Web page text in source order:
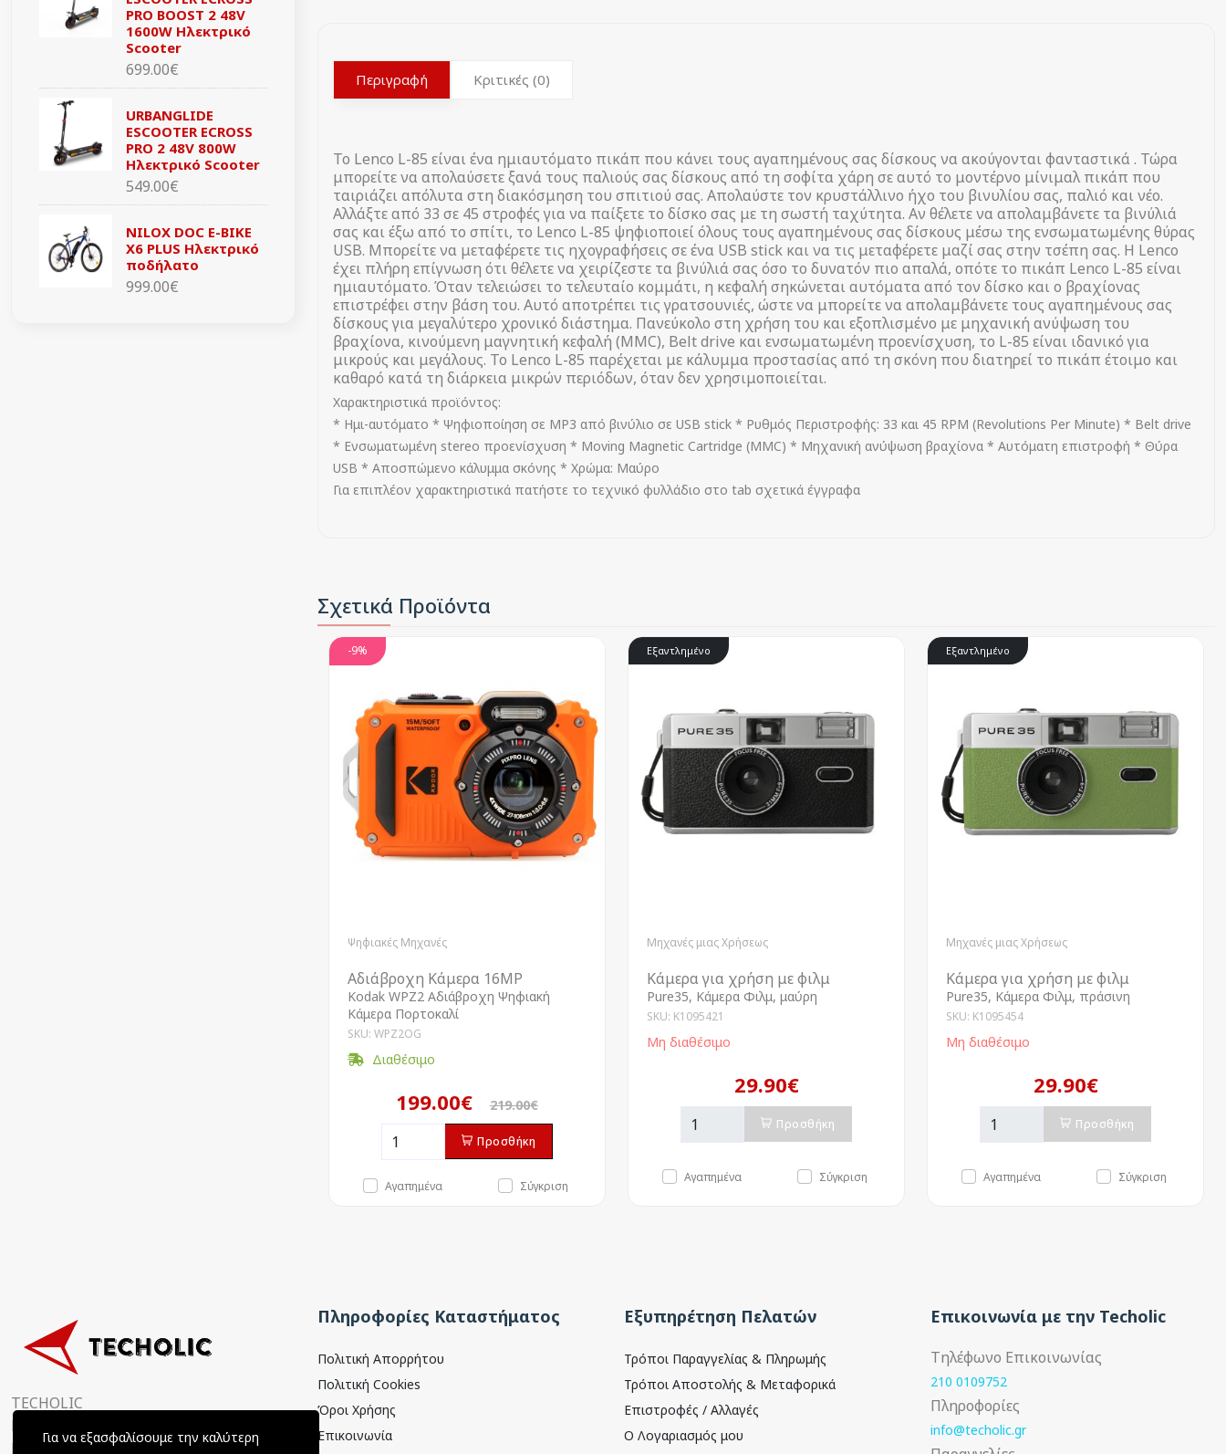
PRO BOOST 2 48V
1600W Ηλεκτρικό
Scooter
699.00€
URBANGLIDE
ESCOOTER ECROSS
PRO 2 48V 800W
Ηλεκτρικό Scooter
549.00€
NILOX DOC E-BIKE
X6 PLUS Ηλεκτρικό
ποδήλατο
999.00€
Περιγραφή Κριτικές (0)
Το Lenco L-85 είναι ένα ημιαυτόματο πικάπ που κάνει τους αγαπημένους σας δίσκους να ακούγονται φανταστικά . Τώρα
μπορείτε να απολαύσετε ξανά τους παλιούς σας δίσκους από τη σοφίτα χάρη σε αυτό το μοντέρνο μίνιμαλ πικάπ που
ταιριάζει απόλυτα στη διακόσμηση του σπιτιού σας. Απολαύστε τον κρυστάλλινο ήχο του βινυλίου σας, παλιό και νέο.
Αλλάξτε από 33 σε 45 στροφές για να παίξετε το δίσκο σας με τη σωστή ταχύτητα. Αν θέλετε να απολαμβάνετε τα βινύλιά
σας και έξω από το σπίτι, το Lenco L-85 ψηφιοποιεί όλους τους αγαπημένους σας δίσκους μέσω της ενσωματωμένης θύρας
USB. Μπορείτε να μεταφέρετε τις ηχογραφήσεις σε ένα USB stick και να τις μεταφέρετε μαζί σας στην τσέπη σας. Η Lenco
έχει πλήρη επίγνωση ότι θέλετε να χειρίζεστε τα βινύλιά σας όσο το δυνατόν πιο απαλά, οπότε το πικάπ Lenco L-85 είναι
ημιαυτόματο. Όταν τελειώσει το τελευταίο κομμάτι, η κεφαλή σηκώνεται αυτόματα από τον δίσκο και ο βραχίονας
επιστρέφει στην βάση του. Αυτό αποτρέπει τις γρατσουνιές, ώστε να μπορείτε να απολαμβάνετε τους αγαπημένους σας
δίσκους για μεγαλύτερο χρονικό διάστημα. Πανεύκολο στη χρήση του και εξοπλισμένο με μηχανική ανύψωση του
βραχίονα, κινούμενη μαγνητική κεφαλή (MMC), Belt drive και ενσωματωμένη προενίσχυση, το L-85 είναι ιδανικό για
μικρούς και μεγάλους. Το Lenco L-85 παρέχεται με κάλυμμα προστασίας από τη σκόνη που διατηρεί το πικάπ έτοιμο ​​και
καθαρό κατά τη διάρκεια μικρών περιόδων, όταν δεν χρησιμοποιείται.
Χαρακτηριστικά προϊόντος:
* Ημι-αυτόματο * Ψηφιοποίηση σε MP3 από βινύλιο σε USB stick * Ρυθμός Περιστροφής: 33 και 45 RPM (Revolutions Per Minute) * Belt drive
* Ενσωματωμένη stereo προενίσχυση * Moving Magnetic Cartridge (MMC) * Μηχανική ανύψωση βραχίονα * Αυτόματη επιστροφή * Θύρα
USB * Αποσπώμενο κάλυμμα σκόνης * Χρώμα: Μαύρο
Για επιπλέον χαρακτηριστικά πατήστε το τεχνικό φυλλάδιο στο tab σχετικά έγγραφα
Σχετικά Προϊόντα
-9%
Ψηφιακές Μηχανές
Αδιάβροχη Κάμερα 16MP
Kodak WPZ2 Αδιάβροχη Ψηφιακή
Κάμερα Πορτοκαλί
SKU: WPZ2OG
Διαθέσιμο
199.00€ 219.00€
Προσθήκη
Αγαπημένα Σύγκριση
Εξαντλημένο
Μηχανές μιας Χρήσεως
Κάμερα για χρήση με φιλμ
Pure35, Κάμερα Φιλμ, μαύρη
SKU: K1095421
Μη διαθέσιμο
29.90€
Προσθήκη
Αγαπημένα Σύγκριση
Εξαντλημένο
Μηχανές μιας Χρήσεως
Κάμερα για χρήση με φιλμ
Pure35, Κάμερα Φιλμ, πράσινη
SKU: K1095454
Μη διαθέσιμο
29.90€
Προσθήκη
Αγαπημένα Σύγκριση
TECHOLIC
Παραμυθιάς 4, 15354
Γλυκά Νερά, Αττική, Ελλάδα
Πληροφορίες Καταστήματος
Πολιτική Απορρήτου
Πολιτική Cookies
Όροι Χρήσης
Επικοινωνία
Εξυπηρέτηση Πελατών
Τρόποι Παραγγελίας & Πληρωμής
Τρόποι Αποστολής & Μεταφορικά
Επιστροφές / Αλλαγές
Ο Λογαριασμός μου
Επικοινωνία με την Techolic
Τηλέφωνο Επικοινωνίας
210 0109752
Πληροφορίες
info@techolic.gr
Για να εξασφαλίσουμε την καλύτερη